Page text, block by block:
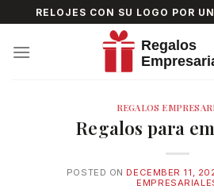
to
content
RELOJES CON SU LOGO POR
REGALOS
Regalos para
POSTED ON DECEMBER 11,